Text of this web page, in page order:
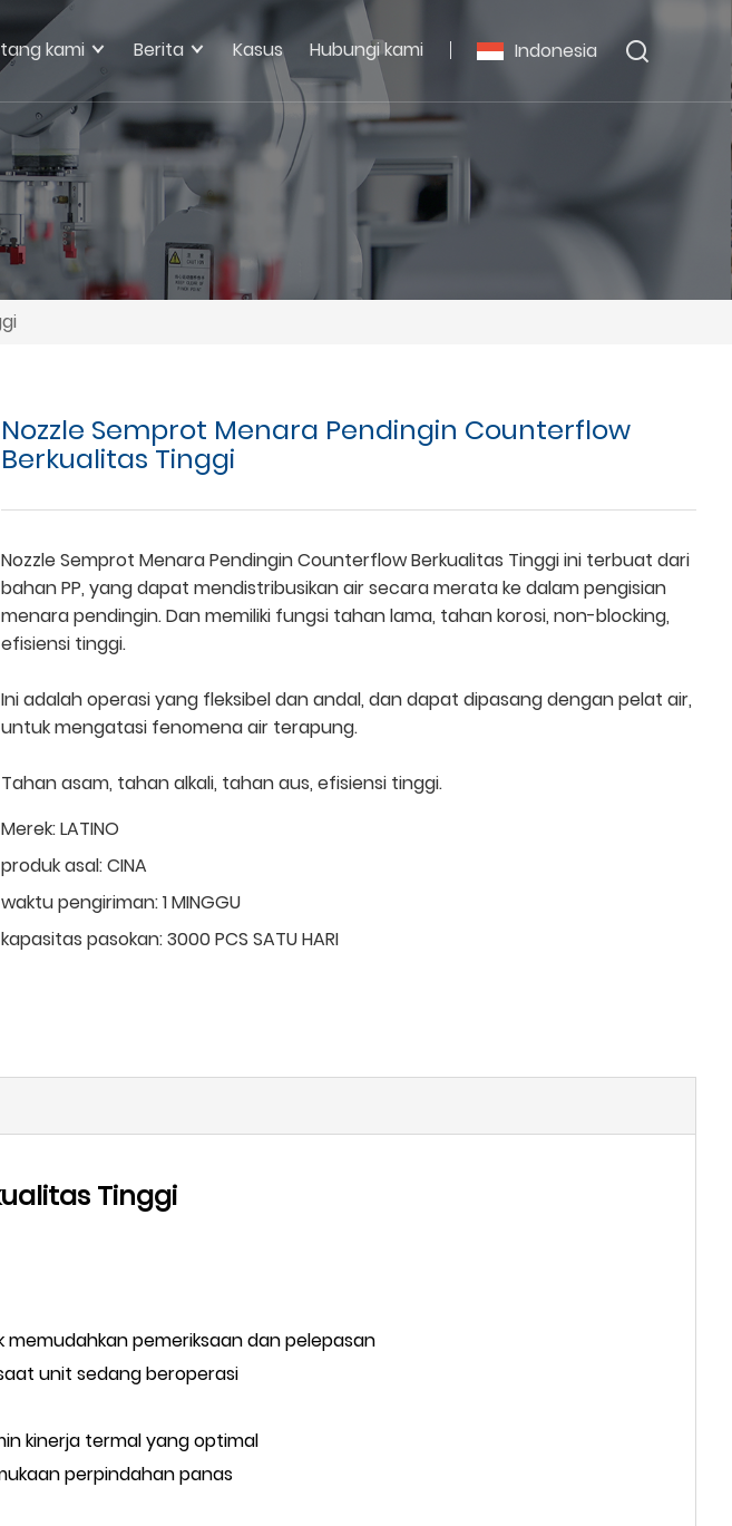
Indonesia
kami Berita Kasus Hubungi kami
Nozzle Semprot Menara Pendingin Counterflow
Berkualitas Tinggi
Nozzle Semprot Menara Pendingin Counterflow Berkualitas Tinggi ini terbuat dari
bahan PP, yang dapat mendistribusikan air secara merata ke dalam pengisian
menara pendingin. Dan memiliki fungsi tahan lama, tahan korosi, non-blocking,
efisiensi tinggi.
Ini adalah operasi yang fleksibel dan andal, dan dapat dipasang dengan pelat air,
untuk mengatasi fenomena air terapung.
Tahan asam, tahan alkali, tahan aus, efisiensi tinggi.
Merek:LATINO
produk asal:CINA
waktu pengiriman:1 MINGGU
kapasitas pasokan:3000 PCS SATU HARI
Tinggi
pemeriksaan dan pelepasan
unit sedang beroperasi
kinerja termal yang optimal
perpindahan panas